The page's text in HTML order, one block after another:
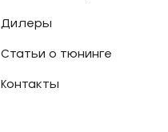
Дилеры
Статьи о тюнинге
Контакты